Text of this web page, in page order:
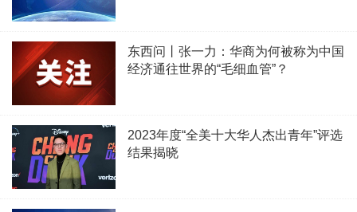
东西问丨张一力：华商为何被称为中国
经济通往世界的“毛细血管”？
2023年度“全美十大华人杰出青年”评选
结果揭晓